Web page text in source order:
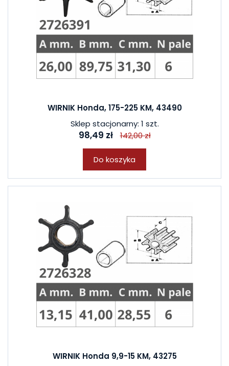
WIRNIK Honda, 175-225 KM, 43490
Sklep stacjonarny: 1 szt.
98,49 zł 142,00 zł
Do koszyka
WIRNIK Honda 9,9-15 KM, 43275